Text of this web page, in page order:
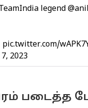
legend
pic.twitter.com/
2023
படைத்த